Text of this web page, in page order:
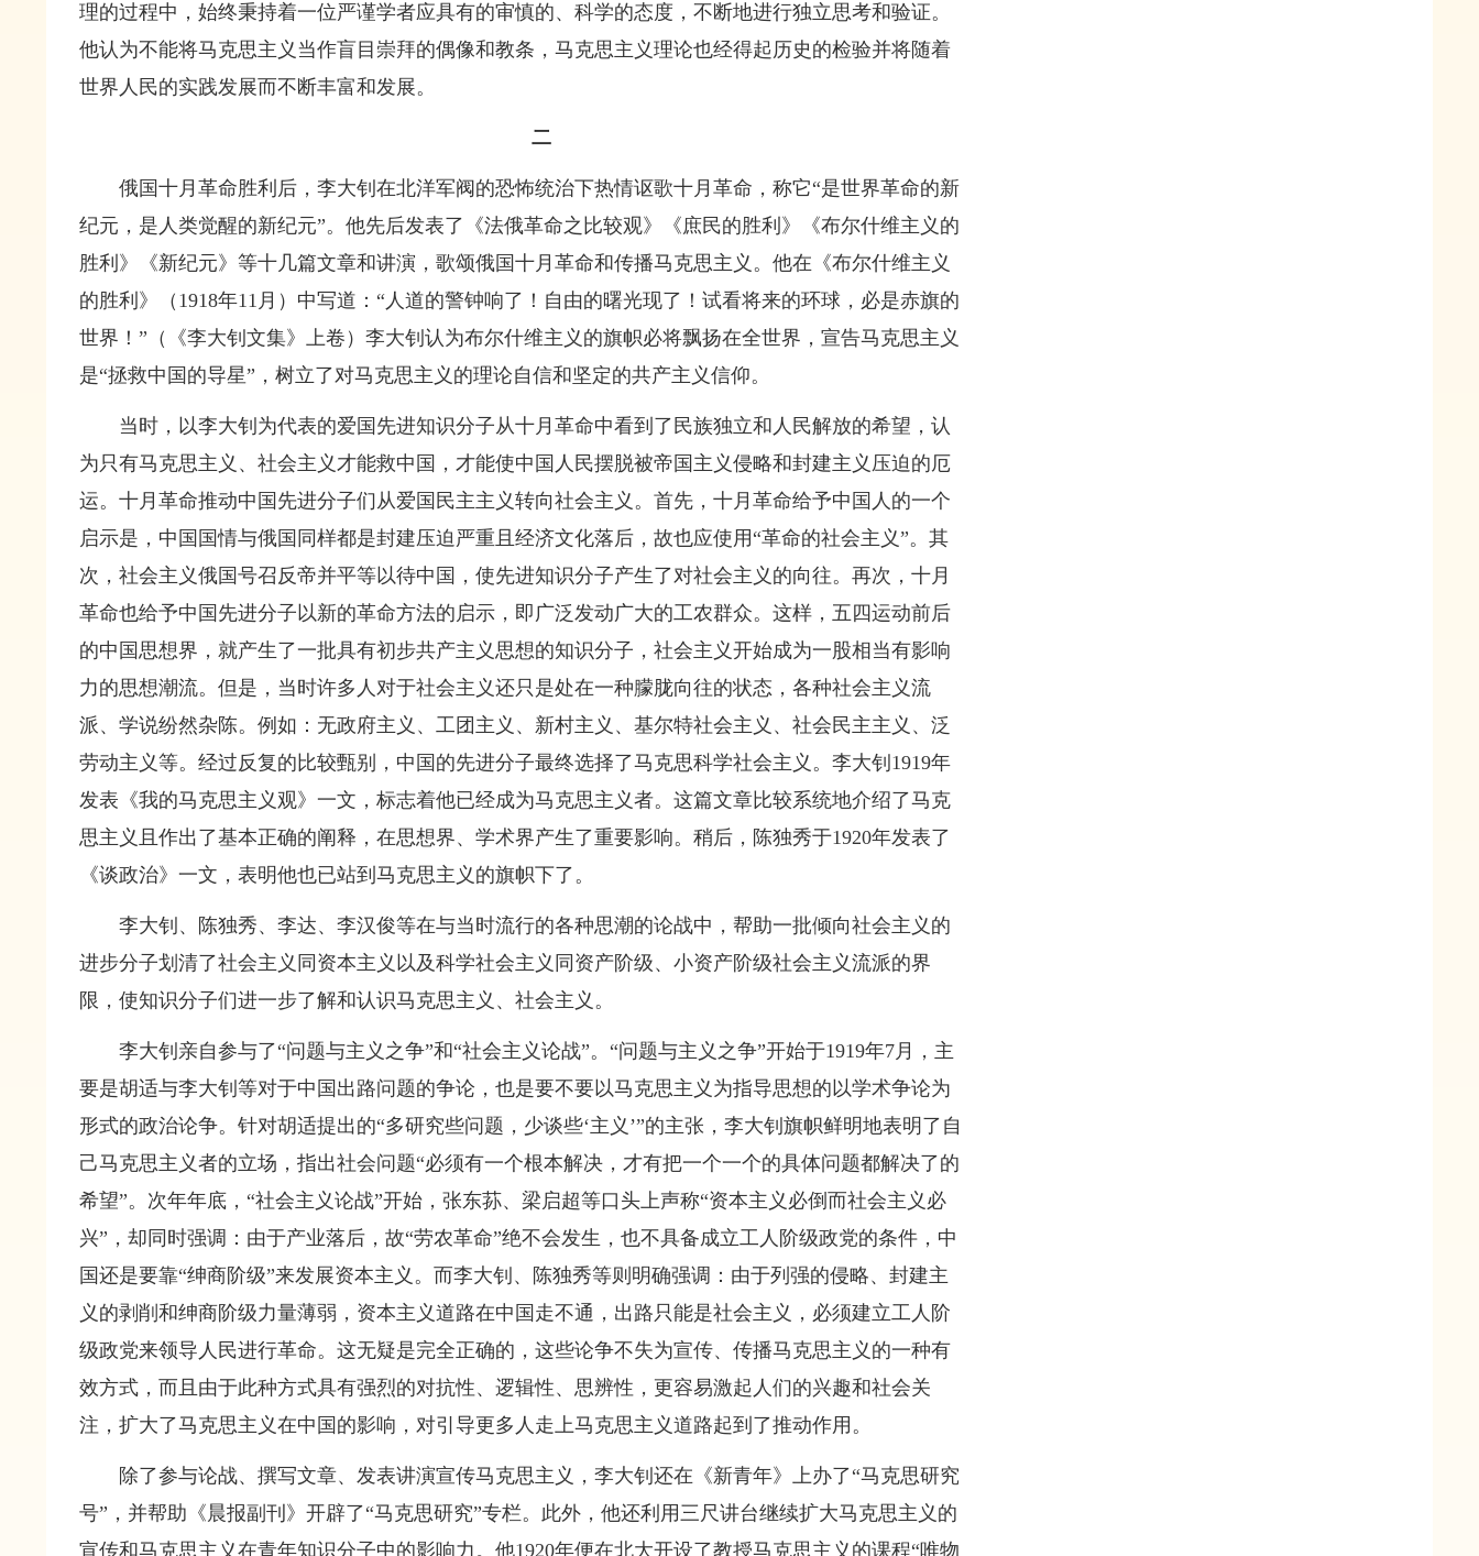
理的过程中，始终秉持着一位严谨学者应具有的审慎的、科学的态度，不断地进行独立思考和验证。
他认为不能将马克思主义当作盲目崇拜的偶像和教条，马克思主义理论也经得起历史的检验并将随着
世界人民的实践发展而不断丰富和发展。
二
俄国十月革命胜利后，李大钊在北洋军阀的恐怖统治下热情讴歌十月革命，称它“是世界革命的新
纪元，是人类觉醒的新纪元”。他先后发表了《法俄革命之比较观》《庶民的胜利》《布尔什维主义的
胜利》《新纪元》等十几篇文章和讲演，歌颂俄国十月革命和传播马克思主义。他在《布尔什维主义
的胜利》（1918年11月）中写道：“人道的警钟响了！自由的曙光现了！试看将来的环球，必是赤旗的
世界！” （《李大钊文集》上卷） 李大钊认为布尔什维主义的旗帜必将飘扬在全世界，宣告马克思主义
是“拯救中国的导星”，树立了对马克思主义的理论自信和坚定的共产主义信仰。
当时，以李大钊为代表的爱国先进知识分子从十月革命中看到了民族独立和人民解放的希望，认
为只有马克思主义、社会主义才能救中国，才能使中国人民摆脱被帝国主义侵略和封建主义压迫的厄
运。十月革命推动中国先进分子们从爱国民主主义转向社会主义。首先，十月革命给予中国人的一个
启示是，中国国情与俄国同样都是封建压迫严重且经济文化落后，故也应使用“革命的社会主义”。其
次，社会主义俄国号召反帝并平等以待中国，使先进知识分子产生了对社会主义的向往。再次，十月
革命也给予中国先进分子以新的革命方法的启示，即广泛发动广大的工农群众。这样，五四运动前后
的中国思想界，就产生了一批具有初步共产主义思想的知识分子，社会主义开始成为一股相当有影响
力的思想潮流。但是，当时许多人对于社会主义还只是处在一种朦胧向往的状态，各种社会主义流
派、学说纷然杂陈。例如：无政府主义、工团主义、新村主义、基尔特社会主义、社会民主主义、泛
劳动主义等。经过反复的比较甄别，中国的先进分子最终选择了马克思科学社会主义。李大钊1919年
发表《我的马克思主义观》一文，标志着他已经成为马克思主义者。这篇文章比较系统地介绍了马克
思主义且作出了基本正确的阐释，在思想界、学术界产生了重要影响。稍后，陈独秀于1920年发表了
《谈政治》一文，表明他也已站到马克思主义的旗帜下了。
李大钊、陈独秀、李达、李汉俊等在与当时流行的各种思潮的论战中，帮助一批倾向社会主义的
进步分子划清了社会主义同资本主义以及科学社会主义同资产阶级、小资产阶级社会主义流派的界
限，使知识分子们进一步了解和认识马克思主义、社会主义。
李大钊亲自参与了“问题与主义之争”和“社会主义论战”。“问题与主义之争”开始于1919年7月，主
要是胡适与李大钊等对于中国出路问题的争论，也是要不要以马克思主义为指导思想的以学术争论为
形式的政治论争。针对胡适提出的“多研究些问题，少谈些‘主义’”的主张，李大钊旗帜鲜明地表明了自
己马克思主义者的立场，指出社会问题“必须有一个根本解决，才有把一个一个的具体问题都解决了的
希望”。次年年底，“社会主义论战”开始，张东荪、梁启超等口头上声称“资本主义必倒而社会主义必
兴”，却同时强调：由于产业落后，故“劳农革命”绝不会发生，也不具备成立工人阶级政党的条件，中
国还是要靠“绅商阶级”来发展资本主义。而李大钊、陈独秀等则明确强调：由于列强的侵略、封建主
义的剥削和绅商阶级力量薄弱，资本主义道路在中国走不通，出路只能是社会主义，必须建立工人阶
级政党来领导人民进行革命。这无疑是完全正确的，这些论争不失为宣传、传播马克思主义的一种有
效方式，而且由于此种方式具有强烈的对抗性、逻辑性、思辨性，更容易激起人们的兴趣和社会关
注，扩大了马克思主义在中国的影响，对引导更多人走上马克思主义道路起到了推动作用。
除了参与论战、撰写文章、发表讲演宣传马克思主义，李大钊还在《新青年》上办了“马克思研究
号”，并帮助《晨报副刊》开辟了“马克思研究”专栏。此外，他还利用三尺讲台继续扩大马克思主义的
宣传和马克思主义在青年知识分子中的影响力。他1920年便在北大开设了教授马克思主义的课程“唯物